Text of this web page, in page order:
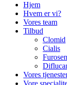
Hjem
Hvem er vi?
Vores team
Tilbud
Clomid
Cialis
Vores
Vore